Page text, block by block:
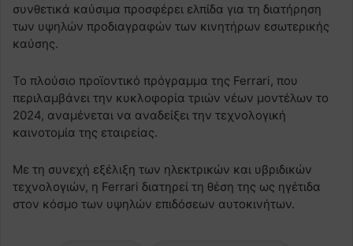
συνθετικά καύσιμα προσφέρει ελπίδα για τη διατήρηση
των υψηλών προδιαγραφών των κινητήρων εσωτερικής
καύσης.
Το πλούσιο προϊοντικό πρόγραμμα της Ferrari, που
περιλαμβάνει την κυκλοφορία τριών νέων μοντέλων το
2024, αναμένεται να αναδείξει την τεχνολογική
καινοτομία της εταιρείας.
Με τη συνεχή εξέλιξη των ηλεκτρικών και υβριδικών
τεχνολογιών, η Ferrari διατηρεί τη θέση της ως ηγέτιδα
στον κόσμο των υψηλών επιδόσεων αυτοκινήτων.